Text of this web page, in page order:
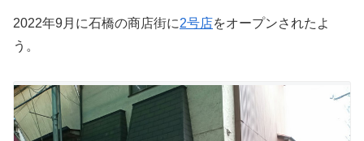
2022年9月に石橋の商店街に2号店をオープンされたよ
う。